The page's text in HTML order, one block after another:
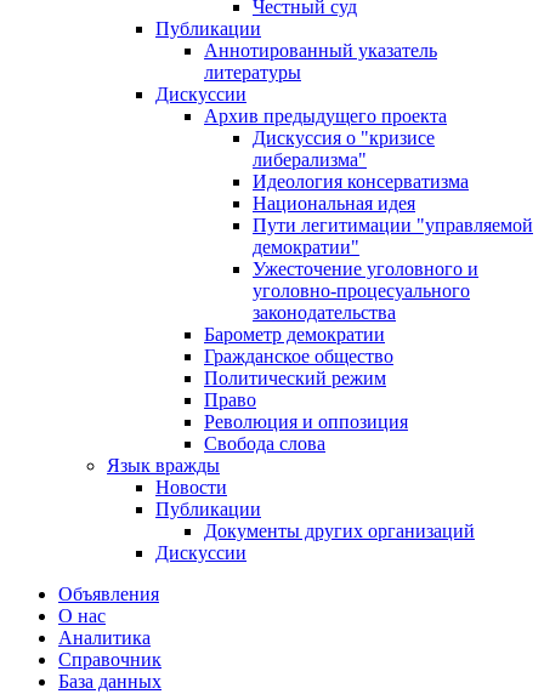
Честный суд
Публикации
Аннотированный указатель
литературы
Дискуссии
Архив предыдущего проекта
Дискуссия о "кризисе
либерализма"
Идеология консерватизма
Национальная идея
Пути легитимации "управляемой
демократии"
Ужесточение уголовного и
уголовно-процесуального
законодательства
Барометр демократии
Гражданское общество
Политический режим
Право
Революция и оппозиция
Свобода слова
Язык вражды
Новости
Публикации
Документы других организаций
Дискуссии
Объявления
О нас
Аналитика
Справочник
База данных